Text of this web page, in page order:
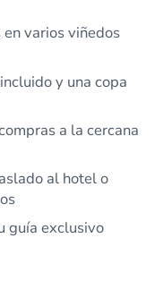
varios viñedos
y una copa
a la cercana
al hotel o
guía exclusivo